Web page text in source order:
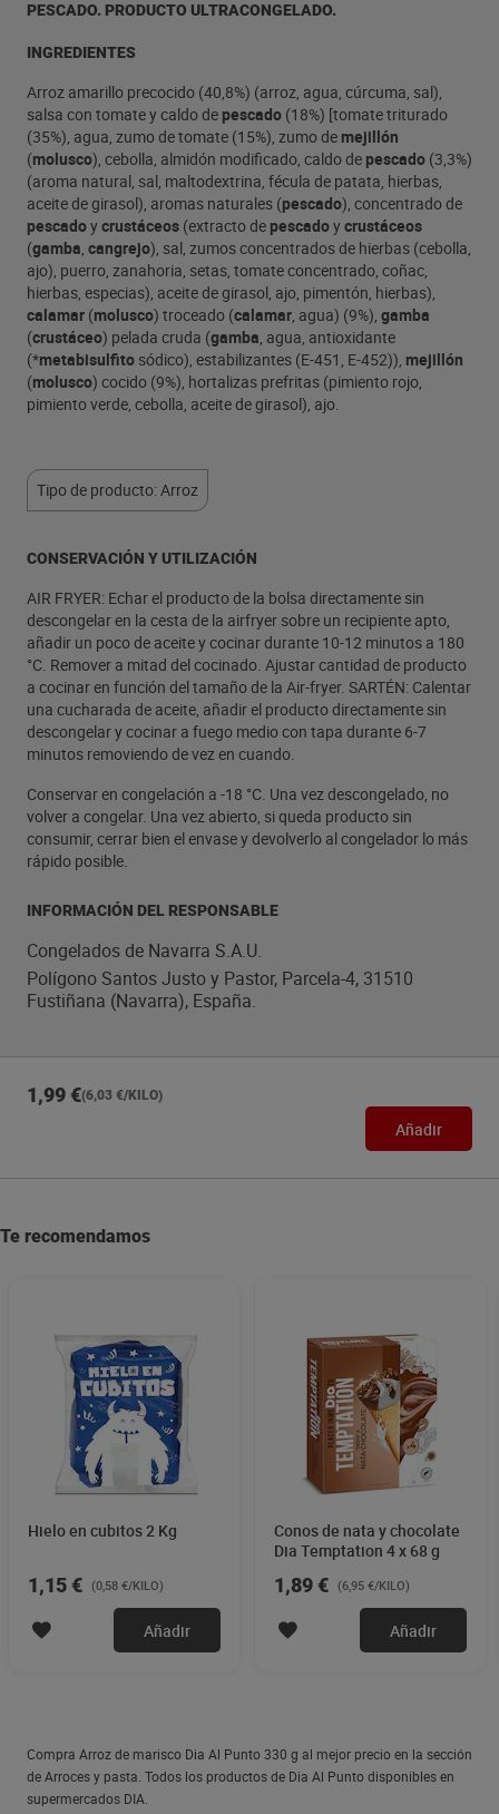
PESCADO. PRODUCTO ULTRACONGELADO.
INGREDIENTES
Arroz amarillo precocido (40,8%) (arroz, agua, cúrcuma, sal),
salsa con tomate y caldo de pescado (18%) [tomate triturado
(35%), agua, zumo de tomate (15%), zumo de mejillón
(molusco), cebolla, almidón modificado, caldo de pescado (3,3%)
(aroma natural, sal, maltodextrina, fécula de patata, hierbas,
aceite de girasol), aromas naturales (pescado), concentrado de
pescadoycrustáceos (extracto de pescadoycrustáceos
(gamba, cangrejo), sal, zumos concentrados de hierbas (cebolla,
ajo), puerro, zanahoria, setas, tomate concentrado, coñac,
hierbas, especias), aceite de girasol, ajo, pimentón, hierbas),
calamar (molusco) troceado (calamar, agua) (9%), gamba
(crustáceo) pelada cruda (gamba, agua, antioxidante
(*metabisulfito sódico), estabilizantes (E-451, E-452)), mejillón
(molusco) cocido (9%), hortalizas prefritas (pimiento rojo,
pimiento verde, cebolla, aceite de girasol), ajo.
Tipo de producto: Arroz
CONSERVACIÓN Y UTILIZACIÓN
AIR FRYER: Echar el producto de la bolsa directamente sin
descongelar en la cesta de la airfryer sobre un recipiente apto,
añadir un poco de aceite y cocinar durante 10-12 minutos a 180
°C. Remover a mitad del cocinado. Ajustar cantidad de producto
a cocinar en función del tamaño de la Air-fryer. SARTÉN: Calentar
una cucharada de aceite, añadir el producto directamente sin
descongelar y cocinar a fuego medio con tapa durante 6-7
minutos removiendo de vez en cuando.
Conservar en congelación a -18 °C. Una vez descongelado, no
volver a congelar. Una vez abierto, si queda producto sin
consumir, cerrar bien el envase y devolverlo al congelador lo más
rápido posible.
INFORMACIÓN DEL RESPONSABLE
Congelados de Navarra S.A.U.
Polígono Santos Justo y Pastor, Parcela-4, 31510
Fustiñana (Navarra), España.
1,99 €(6,03 €/KILO)
Añadir
Te recomendamos
Hielo en cubitos 2 Kg
1,15 € (0,58 €/KILO)
Añadir
Conos de nata y chocolate
Dia Temptation 4 x 68 g
1,89 € (6,95 €/KILO)
Añadir
Compra Arroz de marisco Dia Al Punto 330 g al mejor precio en la sección
de Arroces y pasta. Todos los productos de Dia Al Punto disponibles en
supermercados DIA.